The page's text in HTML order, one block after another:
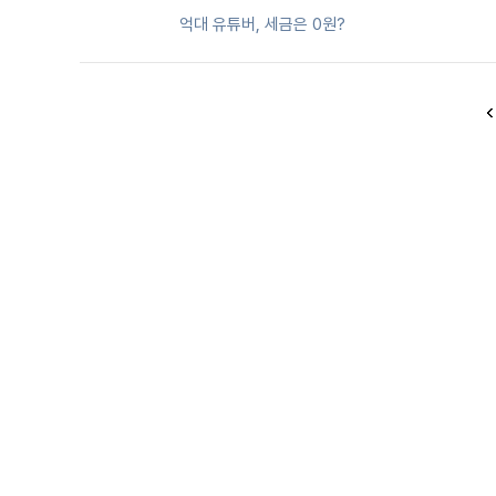
억대 유튜버, 세금은 0원?